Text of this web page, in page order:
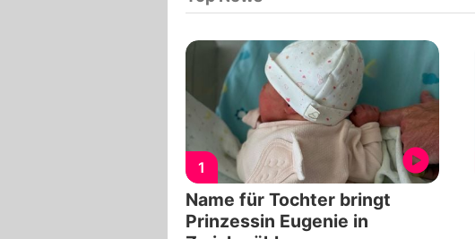
1
Name für Tochter bringt
Prinzessin Eugenie in